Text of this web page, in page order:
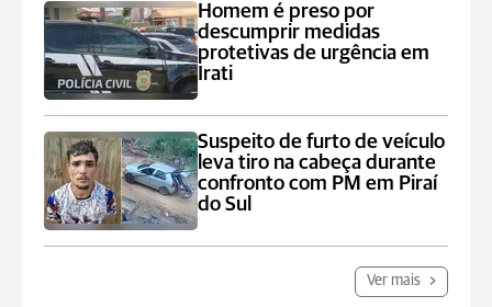
Homem é preso por
descumprir medidas
protetivas de urgência em
Irati
Suspeito de furto de veículo
leva tiro na cabeça durante
confronto com PM em Piraí
do Sul
Ver mais